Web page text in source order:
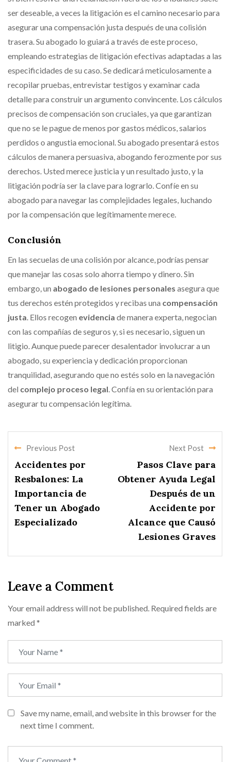
ser deseable, a veces la litigación es el camino necesario para
asegurar una compensación justa después de una colisión
trasera. Su abogado lo guiará a través de este proceso,
empleando estrategias de litigación efectivas adaptadas a las
especificidades de su caso. Se dedicará meticulosamente a
recopilar pruebas, entrevistar testigos y examinar cada
detalle para construir un argumento convincente. Los cálculos
precisos de compensación son cruciales, ya que garantizan
que no se le pague de menos por gastos médicos, salarios
perdidos o angustia emocional. Su abogado presentará estos
cálculos de manera persuasiva, abogando ferozmente por sus
derechos. Usted merece justicia y un resultado justo, y la
litigación podría ser la clave para lograrlo. Confíe en su
abogado para navegar las complejidades legales, luchando
por la compensación que legítimamente merece.
Conclusión
En las secuelas de una colisión por alcance, podrías pensar
que manejar las cosas solo ahorra tiempo y dinero. Sin
embargo, un abogado de lesiones personales asegura que
tus derechos estén protegidos y recibas una compensación
justa . Ellos recogen evidencia de manera experta, negocian
con las compañías de seguros y, si es necesario, siguen un
litigio. Aunque puede parecer desalentador involucrar a un
abogado, su experiencia y dedicación proporcionan
tranquilidad, asegurando que no estés solo en la navegación
del complejo proceso legal . Confía en su orientación para
asegurar tu compensación legítima.
Previous Post
Accidentes por
Resbalones: La
Importancia de
Tener un Abogado
Especializado
Next Post
Pasos Clave para
Obtener Ayuda Legal
Después de un
Accidente por
Alcance que Causó
Lesiones Graves
Leave a Comment
Your email address will not be published. Required fields are
marked *
Save my name, email, and website in this browser for the
next time I comment.